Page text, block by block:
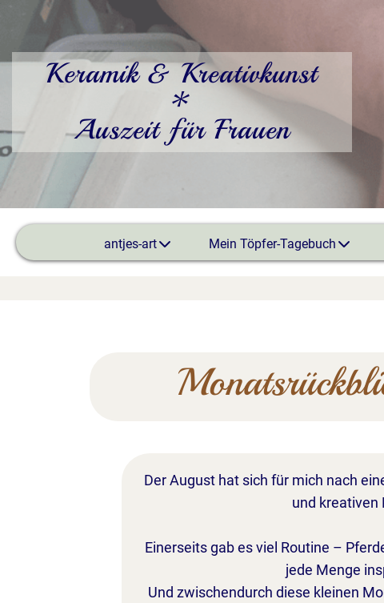
Keramik & Kreativkunst
*
Auszeit für Frauen
antjes-art Mein Töpfer-Tagebuch
Der August hat sich für mich nach
und kreativen
Einerseits gab es viel Routine –
jede Menge
Und zwischendurch diese kleinen